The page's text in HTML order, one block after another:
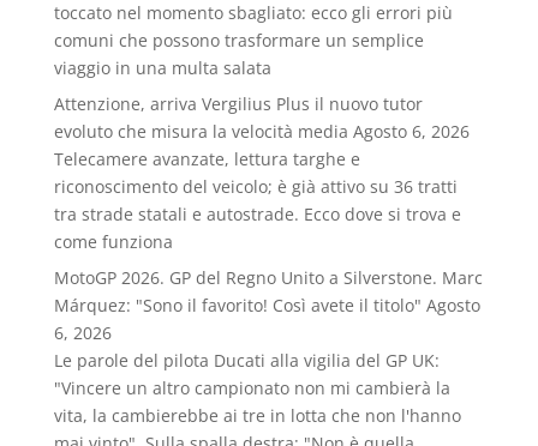
toccato nel momento sbagliato: ecco gli errori più
comuni che possono trasformare un semplice
viaggio in una multa salata
Attenzione, arriva Vergilius Plus il nuovo tutor
evoluto che misura la velocità media Agosto 6, 2026
Telecamere avanzate, lettura targhe e
riconoscimento del veicolo; è già attivo su 36 tratti
tra strade statali e autostrade. Ecco dove si trova e
come funziona
MotoGP 2026. GP del Regno Unito a Silverstone. Marc
Márquez: "Sono il favorito! Così avete il titolo" Agosto
6, 2026
Le parole del pilota Ducati alla vigilia del GP UK:
"Vincere un altro campionato non mi cambierà la
vita, la cambierebbe ai tre in lotta che non l'hanno